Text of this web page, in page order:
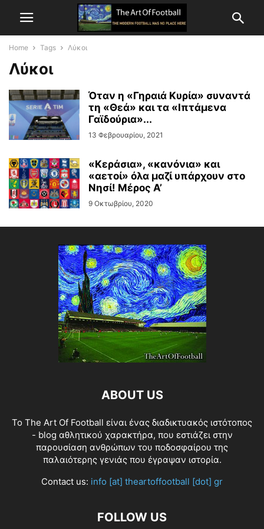
Home Tags Λύκοι
Λύκοι
Όταν η «Γηραιά Κυρία» συναντά
τη «Θεά» και τα «Ιπτάμενα
Γαϊδούρια»...
13 Φεβρουαρίου, 2021
«Κεράσια», «κανόνια» και
«αετοί» όλα μαζί υπάρχουν στο
Νησί! Μέρος Α’
9 Οκτωβρίου, 2020
ABOUT US
Το The Art Of Football είναι ένας διαδικτυακός ιστότοπος
- blog αθλητικού χαρακτήρα, που εστιάζει στην
παρουσίαση ανθρώπων του ποδοσφαίρου της
παλαιότερης γενιάς που έγραψαν ιστορία.
Contact us: info [at] theartoffootball [dot] gr
FOLLOW US